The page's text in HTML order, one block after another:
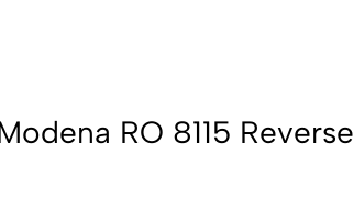
RO 8115 Reverse